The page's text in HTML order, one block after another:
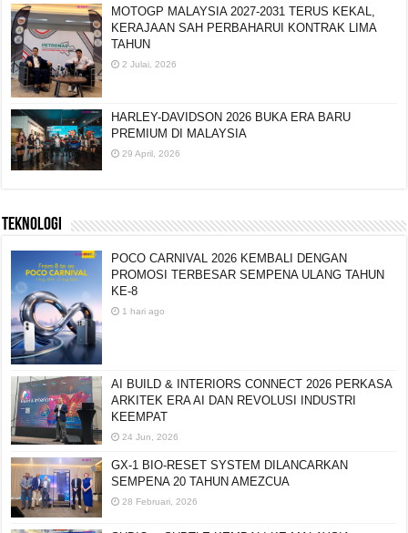
MOTOGP MALAYSIA 2027-2031 TERUS KEKAL,
KERAJAAN SAH PERBAHARUI KONTRAK LIMA
TAHUN
2 Julai, 2026
HARLEY-DAVIDSON 2026 BUKA ERA BARU
PREMIUM DI MALAYSIA
29 April, 2026
TEKNOLOGI
POCO CARNIVAL 2026 KEMBALI DENGAN
PROMOSI TERBESAR SEMPENA ULANG TAHUN
KE-8
1 hari ago
AI BUILD & INTERIORS CONNECT 2026 PERKASA
ARKITEK ERA AI DAN REVOLUSI INDUSTRI
KEEMPAT
24 Jun, 2026
GX-1 BIO-RESET SYSTEM DILANCARKAN
SEMPENA 20 TAHUN AMEZCUA
28 Februari, 2026